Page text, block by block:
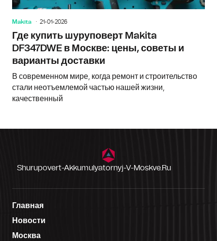
Makita 21-01-2026
Где купить шуруповерт Makita
DF347DWE в Москве: цены, советы и
варианты доставки
В современном мире, когда ремонт и строительство
стали неотъемлемой частью нашей жизни,
качественный
Shurupovert-Akkumulyatornyj-V-Moskve.ru
Главная
Новости
Москва